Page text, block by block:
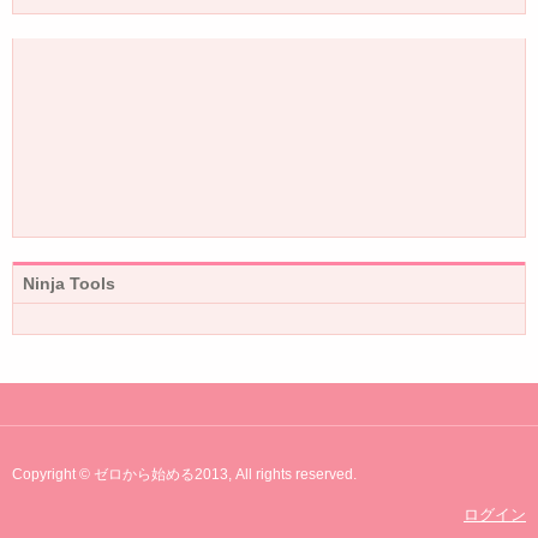
Ninja Tools
Copyright © ゼロから始める2013, All rights reserved.
ログイン